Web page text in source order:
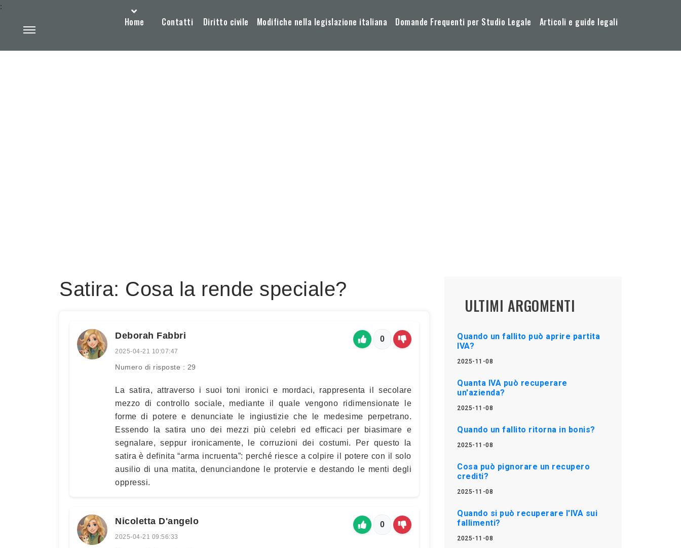
Home Contatti Diritto civile Modifiche nella legislazione italiana Domande Frequenti per Studio Legale Articoli e guide legali
:
Satira: Cosa la rende speciale?
Deborah Fabbri
2025-04-21 10:07:47
Numero di risposte : 29
0
La satira, attraverso i suoi toni ironici e mordaci, rappresenta il secolare
mezzo di controllo sociale, mediante il quale vengono ridimensionate le
forme di potere e denunciate le ingiustizie che le medesime perpetrano.
Essendo la satira uno dei mezzi più celebri ed efficaci per biasimare e
segnalare, seppur ironicamente, le corruzioni dei costumi. Per questo la
satira è definita “arma incruenta”: perché riesce a colpire il potere con il solo
ausilio di una matita, denunciandone le protervie e destando le menti degli
oppressi.
Nicoletta D'angelo
2025-04-21 09:56:33
0
ULTIMI ARGOMENTI
Quando un fallito può aprire partita
IVA?
2025-11-08
Quanta IVA può recuperare
un'azienda?
2025-11-08
Quando un fallito ritorna in bonis?
2025-11-08
Cosa può pignorare un recupero
crediti?
2025-11-08
Quando si può recuperare l'IVA sui
fallimenti?
2025-11-08